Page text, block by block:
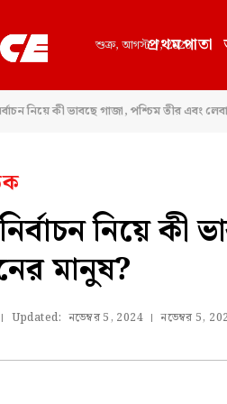
শুক্র, আগস্ট 7, 2026
প্রথমপাতা
নিয়ে কী ভাবছে গাজা, পশ্চিম তীর এবং
নিয়ে
মানুষ?
Updated: নভেম্বর 5, 2024 নভেম্বর 5,